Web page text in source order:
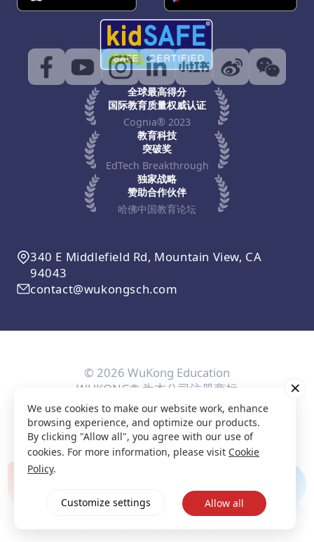
全球最高得分
国际教育质量权威认证
Cognia® 2023
教育科技
突破奖
EdTech Breakthrough
独家战略
赞助合作伙伴
哈佛中国教育论坛
340 E Middlefield Rd, Mountain View, CA
94043
contact@wukongsch.com
© 2026 WuKong Education
WUKONG® 为本公司注册商标
用户协议隐私条款 Cookie政策隐私设置
We use cookies to make our website work, enhance
browsing experience, and optimize our products.
By clicking "Allow all", you agree with our use of
cookies. For more information, please visit Cookie
Policy.
Customize settings Allow all